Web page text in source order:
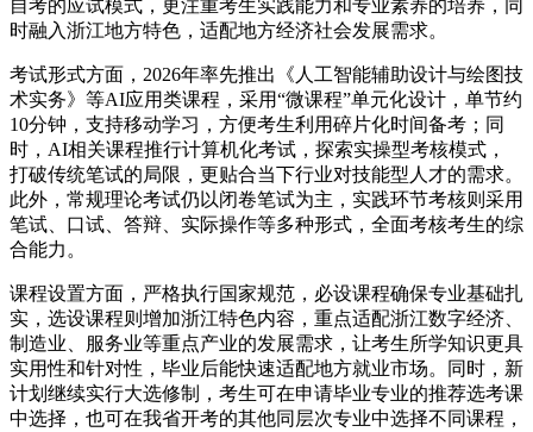
自考的应试模式，更注重考生实践能力和专业素养的培养，同
时融入浙江地方特色，适配地方经济社会发展需求。
考试形式方面，2026年率先推出《人工智能辅助设计与绘图技
术实务》等AI应用类课程，采用“微课程”单元化设计，单节约
10分钟，支持移动学习，方便考生利用碎片化时间备考；同
时，AI相关课程推行计算机化考试，探索实操型考核模式，
打破传统笔试的局限，更贴合当下行业对技能型人才的需求。
此外，常规理论考试仍以闭卷笔试为主，实践环节考核则采用
笔试、口试、答辩、实际操作等多种形式，全面考核考生的综
合能力。
课程设置方面，严格执行国家规范，必设课程确保专业基础扎
实，选设课程则增加浙江特色内容，重点适配浙江数字经济、
制造业、服务业等重点产业的发展需求，让考生所学知识更具
实用性和针对性，毕业后能快速适配地方就业市场。同时，新
计划继续实行大选修制，考生可在申请毕业专业的推荐选考课
中选择，也可在我省开考的其他同层次专业中选择不同课程，